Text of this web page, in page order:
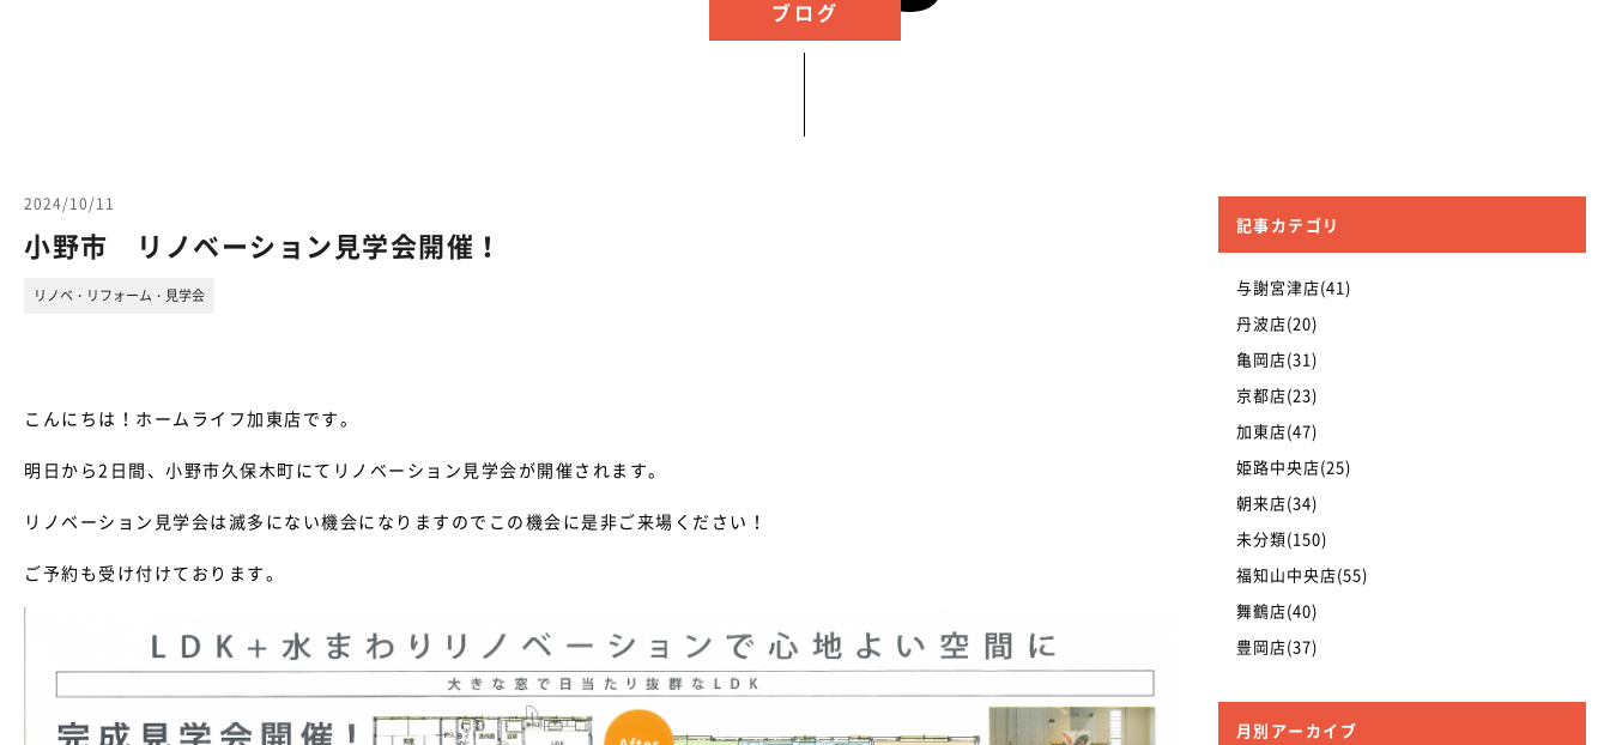
ブログ
2024/10/11
小野市 リノベーション見学会開催！
リノベ・リフォーム・見学会
こんにちは！ホームライフ加東店です。
明日から2日間、小野市久保木町にてリノベーション見学会が開催されます。
リノベーション見学会は滅多にない機会になりますのでこの機会に是非ご来場ください！
ご予約も受け付けております。
記事カテゴリ
与謝宮津店(41)
丹波店(20)
亀岡店(31)
京都店(23)
加東店(47)
姫路中央店(25)
朝来店(34)
未分類(150)
福知山中央店(55)
舞鶴店(40)
豊岡店(37)
月別アーカイブ